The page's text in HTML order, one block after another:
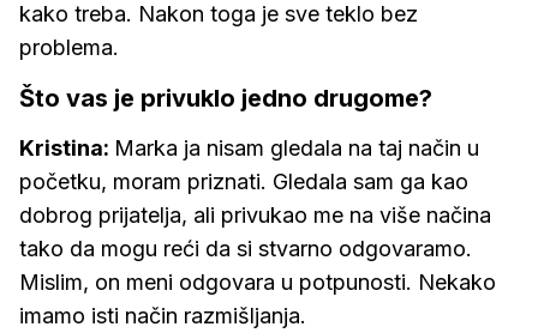
kako treba. Nakon toga je sve teklo bez
problema.
Što vas je privuklo jedno drugome?
Kristina: Marka ja nisam gledala na taj način u
početku, moram priznati. Gledala sam ga kao
dobrog prijatelja, ali privukao me na više načina
tako da mogu reći da si stvarno odgovaramo.
Mislim, on meni odgovara u potpunosti. Nekako
imamo isti način razmišljanja.